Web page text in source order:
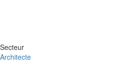
Secteur
Architecte